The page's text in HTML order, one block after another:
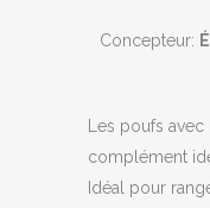
Concepteur:
Les poufs
complément
Idéal pour